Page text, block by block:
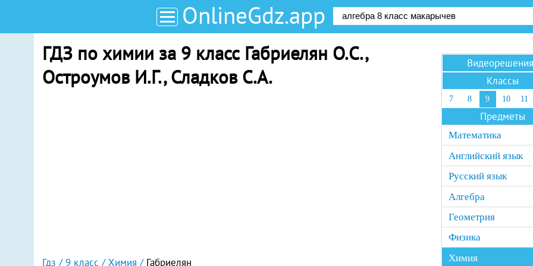
OnlineGdz.app
ГДЗ по химии за 9 класс Габриелян О.С.,
Остроумов И.Г., Сладков С.А.
Гдз 9 класс Химия Габриелян
Видеорешения
Классы
7 8 9 10 11
Предметы
Математика
Английский язык
Русский язык
Алгебра
Геометрия
Физика
Химия